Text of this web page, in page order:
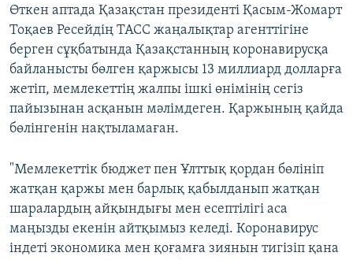
Өткен аптада Қазақстан президенті Қасым-Жомарт
Тоқаев Ресейдің ТАСС жаңалықтар агенттігіне
берген сұқбатында Қазақстанның коронавирусқа
байланысты бөлген қаржысы 13 миллиард долларға
жетіп, мемлекеттің жалпы ішкі өнімінің сегіз
пайызынан асқанын мәлімдеген. Қаржының қайда
бөлінгенін нақтыламаған.
"Мемлекеттік бюджет пен Ұлттық қордан бөлініп
жатқан қаржы мен барлық қабылданып жатқан
шаралардың айқындығы мен есептілігі аса
маңызды екенін айтқымыз келеді. Коронавирус
індеті экономика мен қоғамға зиянын тигізіп қана